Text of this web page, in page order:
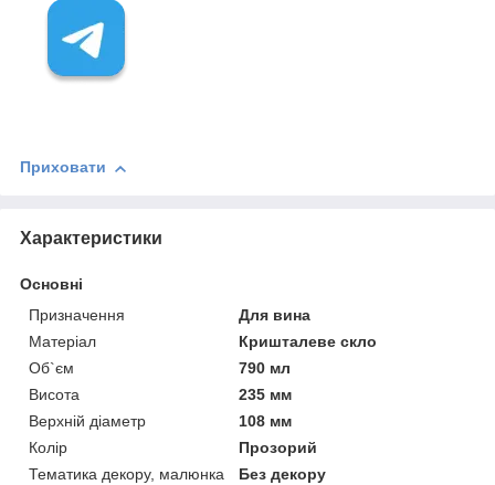
Приховати
Характеристики
Основні
Призначення
Для вина
Матеріал
Кришталеве скло
Об`єм
790 мл
Висота
235 мм
Верхній діаметр
108 мм
Колір
Прозорий
Тематика декору, малюнка
Без декору